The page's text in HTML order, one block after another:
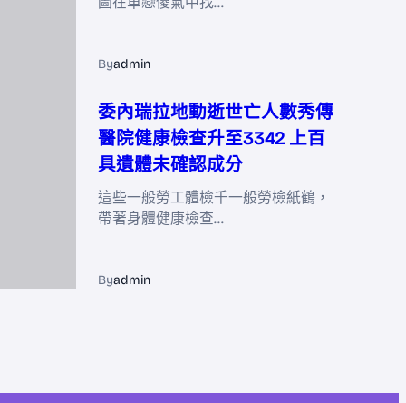
Byadmin
委內瑞拉地動逝世亡人數秀傳
醫院健康檢查升至3342 上百
具遺體未確認成分
這些一般勞工體檢千一般勞檢紙鶴，
帶著身體健康檢查…
Byadmin